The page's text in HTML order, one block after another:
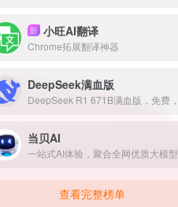
新 小旺AI翻译
Chrome拓展翻译神器
DeepSeek满血版
当贝AI
一站式AI体验，聚合全网优质大模型
查看完整榜单